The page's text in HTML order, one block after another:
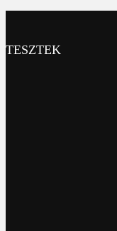
TESZTEK